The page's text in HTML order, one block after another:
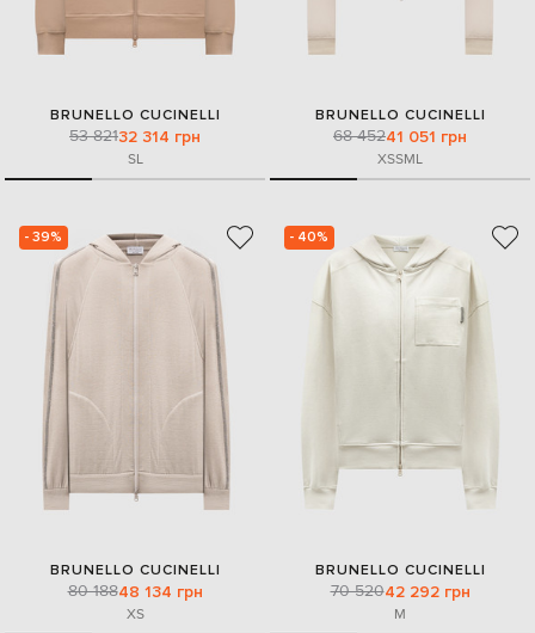
BRUNELLO CUCINELLI
53 82132 314 грн
SL
BRUNELLO CUCINELLI
68 45241 051 грн
XSSML
- 39%
BRUNELLO CUCINELLI
80 18848 134 грн
XS
- 40%
BRUNELLO CUCINELLI
70 52042 292 грн
M